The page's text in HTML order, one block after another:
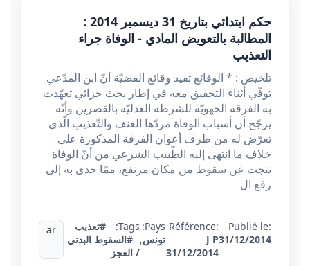
حكم ابتدائي بتاريخ 31 ديسمبر 2014 :
المطالبة بالتعويض المادي - الوفاة جراء
التعذيب
تلخيص : * الوقائع تفيد وقائع القضيّة أنّ ابن المدّعي
توفّي أثناء التحقيق معه في إطار بحث جزائي تعهّدت
به الفرقة الجهويّة للشرطة العدليّة بالقصرين وأنّه
يرجّح أن أسباب الوفاة مردّها العنف والتّعذيب الّذي
تعرّض له من طرف أعوان الفرقة المذكورة على
خلاف ما انتهى إليه الطّبيب الشرعي من أنّ الوفاة
نتجت عن سقوط من مكان مرتفع، ممّا حدى به إلى
رفع ال
Publié le:
31/12/2014
Référence:
J P
31/12/2014
Pays:
تونس,
Tags:
#تعذيب
#السقوط البدني
/ العجز
ar